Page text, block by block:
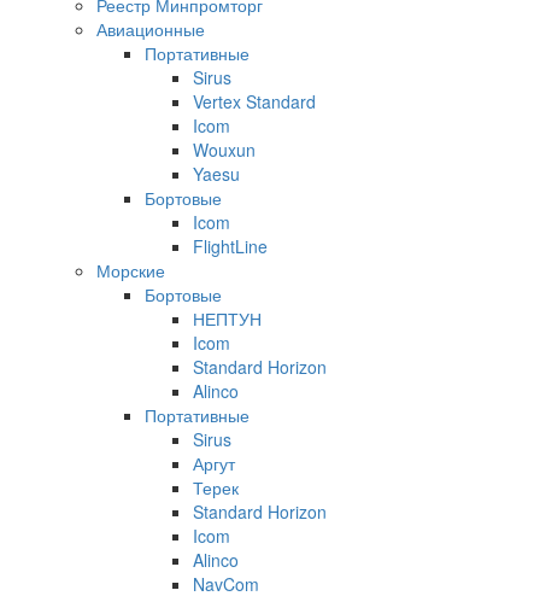
Авиационные
Портативные
Sirus
Vertex Standard
Icom
Wouxun
Yaesu
Бортовые
Icom
FlightLine
Морские
Бортовые
НЕПТУН
Icom
Standard Horizon
Alinco
Портативные
Sirus
Аргут
Терек
Standard Horizon
Icom
Alinco
NavCom